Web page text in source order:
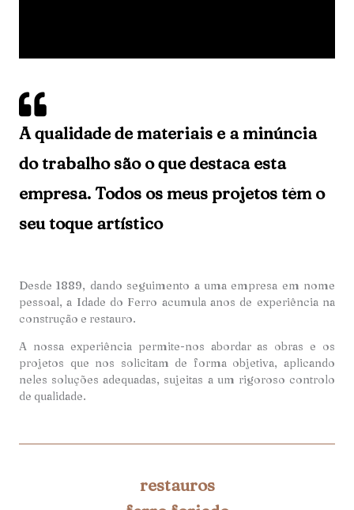
A qualidade de materiais e a minúncia
do trabalho são o que destaca esta
empresa. Todos os meus projetos têm o
seu toque artístico
Desde 1889, dando seguimento a uma empresa em nome
pessoal, a Idade do Ferro acumula anos de experiência na
construção e restauro.
A nossa experiência permite-nos abordar as obras e os
projetos que nos solicitam de forma objetiva, aplicando
neles soluções adequadas, sujeitas a um rigoroso controlo
de qualidade.
restauros